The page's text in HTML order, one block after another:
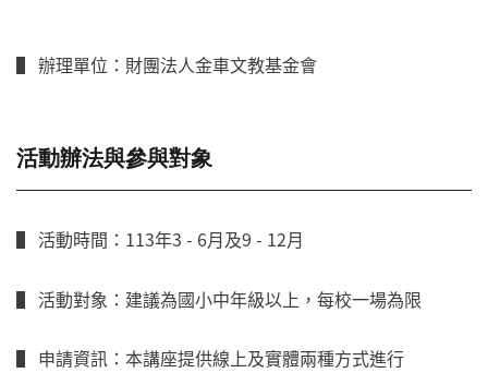
▌ 辦理單位：財團法人金車文教基金會
活動辦法與參與對象
▌ 活動時間：113年3 - 6月及9 - 12月
▌ 活動對象：建議為國小中年級以上，每校一場為限
▌ 申請資訊：本講座提供線上及實體兩種方式進行